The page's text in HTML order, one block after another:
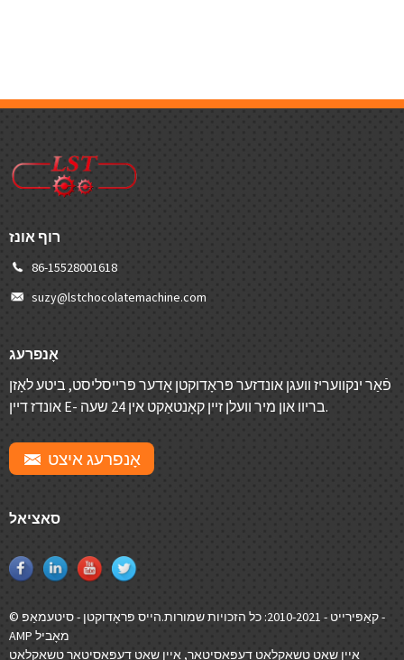
רוף אונז
86-15528001618
suzy@lstchocolatemachine.com
אָנפרעג
פֿאַר ינקוועריז וועגן אונדזער פּראָדוקטן אָדער פּרייסליסט, ביטע לאָזן
אונדז דיין E- בריוו און מיר וועלן זיין קאָנטאַקט אין 24 שעה.
אָנפרעג איצט
סאציאל
© קאַפּירייט - 2010-2021: כל הזכויות שמורות. הייס פּראָדוקטן -סיטעמאַפּ
-
AMP מאָביל
איין שאָט טשאָקלאַט דעפּאָסיטאָר, איין שאָט דעפּאָסיטאָר טשאָקלאַט